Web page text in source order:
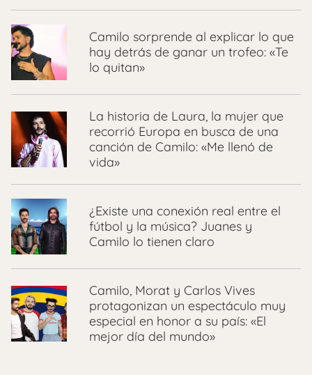
Camilo sorprende al explicar lo que
hay detrás de ganar un trofeo: «Te
lo quitan»
La historia de Laura, la mujer que
recorrió Europa en busca de una
canción de Camilo: «Me llenó de
vida»
¿Existe una conexión real entre el
fútbol y la música? Juanes y
Camilo lo tienen claro
Camilo, Morat y Carlos Vives
protagonizan un espectáculo muy
especial en honor a su país: «El
mejor día del mundo»